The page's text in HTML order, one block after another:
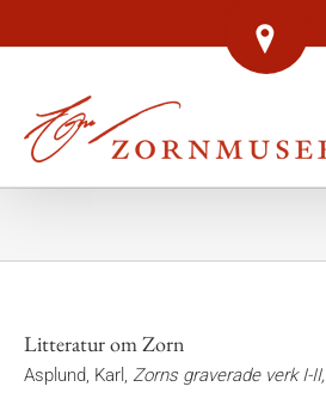
Litteratur om Zorn
Asplund, Karl, Zorns graverade verk I-II,